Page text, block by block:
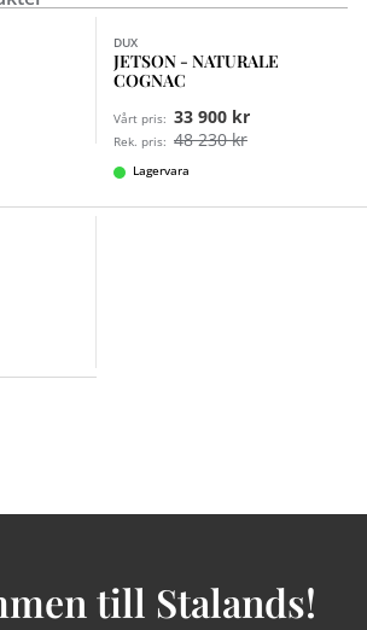
DUX
JETSON - NATURALE
COGNAC
Vårt pris: 33 900 kr
Rek. pris: 48 230 kr
Lagervara
till Stalands!